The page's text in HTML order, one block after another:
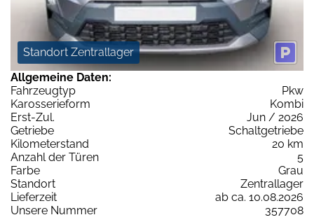
Standort Zentrallager
Allgemeine Daten:
Fahrzeugtyp
Pkw
Karosserieform
Kombi
Erst-Zul.
Jun / 2026
Getriebe
Schaltgetriebe
Kilometerstand
20 km
Anzahl der Türen
5
Farbe
Grau
Standort
Zentrallager
Lieferzeit
ab ca. 10.08.2026
Unsere Nummer
357708